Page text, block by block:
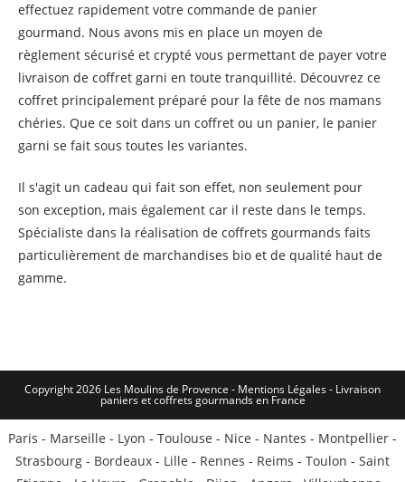
effectuez rapidement votre commande de panier
gourmand. Nous avons mis en place un moyen de
règlement sécurisé et crypté vous permettant de payer votre
livraison de coffret garni en toute tranquillité. Découvrez ce
coffret principalement préparé pour la fête de nos mamans
chéries. Que ce soit dans un coffret ou un panier, le panier
garni se fait sous toutes les variantes.
Il s'agit un cadeau qui fait son effet, non seulement pour
son exception, mais également car il reste dans le temps.
Spécialiste dans la réalisation de coffrets gourmands faits
particulièrement de marchandises bio et de qualité haut de
gamme.
Copyright 2026 Les Moulins de Provence - Mentions Légales - Livraison
paniers et coffrets gourmands en France
Paris - Marseille - Lyon - Toulouse - Nice - Nantes - Montpellier -
Strasbourg - Bordeaux - Lille - Rennes - Reims - Toulon - Saint